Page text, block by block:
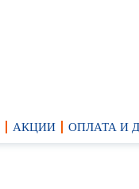
АКЦИИ ОПЛАТА И